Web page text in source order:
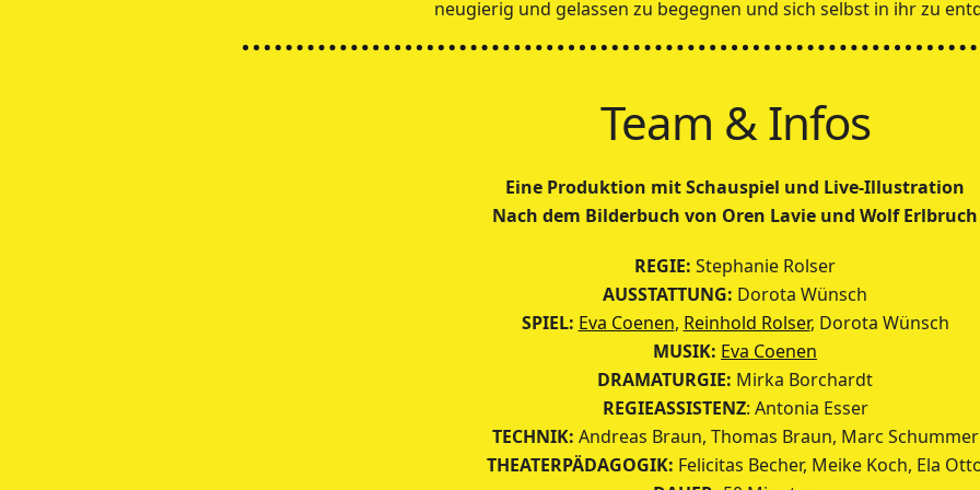
neugierig und gelassen zu begegnen und sich selbst in ihr zu
Team & Infos
Eine Produktion mit Schauspiel und Live-Illustration
Nach dem Bilderbuch von Oren Lavie und Wolf Erlbruch
REGIE: Stephanie Rolser
AUSSTATTUNG: Dorota Wünsch
SPIEL: Eva Coenen, Reinhold Rolser, Dorota Wünsch
MUSIK: Eva Coenen
DRAMATURGIE: Mirka Borchardt
REGIEASSISTENZ: Antonia Esser
TECHNIK: Andreas Braun, Thomas Braun, Marc Schummer
THEATERPÄDAGOGIK: Felicitas Becher, Meike Koch, Ela